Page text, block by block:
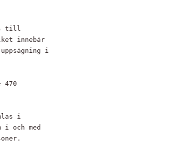
till
innebär
i
470
i
och med